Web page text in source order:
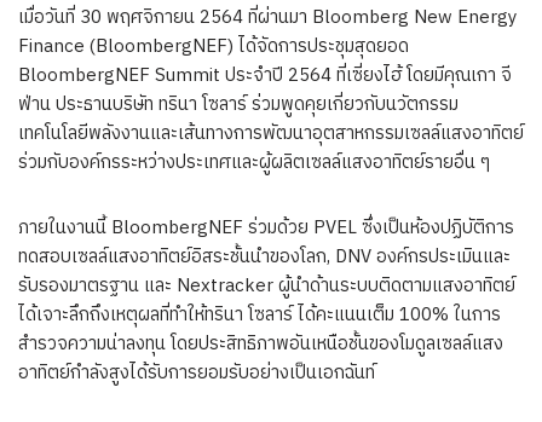
เมื่อวันที่ 30 พฤศจิกายน 2564 ที่ผ่านมา Bloomberg New Energy
Finance (BloombergNEF) ได้จัดการประชุมสุดยอด
BloombergNEF Summit ประจำปี 2564 ที่เซี่ยงไฮ้ โดยมีคุณเกา จี
ฟ่าน ประธานบริษัท ทรินา โซลาร์ ร่วมพูดคุยเกี่ยวกับนวัตกรรม
เทคโนโลยีพลังงานและเส้นทางการพัฒนาอุตสาหกรรมเซลล์แสงอาทิตย์
ร่วมกับองค์กรระหว่างประเทศและผู้ผลิตเซลล์แสงอาทิตย์รายอื่น ๆ
ภายในงานนี้ BloombergNEF ร่วมด้วย PVEL ซึ่งเป็นห้องปฏิบัติการ
ทดสอบเซลล์แสงอาทิตย์อิสระชั้นนำของโลก, DNV องค์กรประเมินและ
รับรองมาตรฐาน และ Nextracker ผู้นำด้านระบบติดตามแสงอาทิตย์
ได้เจาะลึกถึงเหตุผลที่ทำให้ทรินา โซลาร์ ได้คะแนนเต็ม 100% ในการ
สำรวจความน่าลงทุน โดยประสิทธิภาพอันเหนือชั้นของโมดูลเซลล์แสง
อาทิตย์กำลังสูงได้รับการยอมรับอย่างเป็นเอกฉันท์